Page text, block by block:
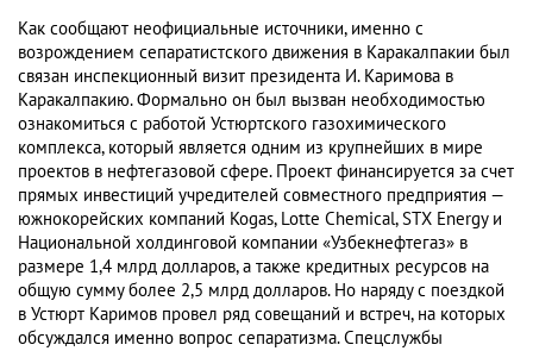
Как сообщают неофициальные источники, именно с
возрождением сепаратистского движения в Каракалпакии был
связан инспекционный визит президента И. Каримова в
Каракалпакию. Формально он был вызван необходимостью
ознакомиться с работой Устюртского газохимического
комплекса, который является одним из крупнейших в мире
проектов в нефтегазовой сфере. Проект финансируется за счет
прямых инвестиций учредителей совместного предприятия —
южнокорейских компаний Коgаs, Lotte Сhemical, STX Energy и
Национальной холдинговой компании «Узбекнефтегаз» в
размере 1,4 млрд долларов, а также кредитных ресурсов на
общую сумму более 2,5 млрд долларов. Но наряду с поездкой
в Устюрт Каримов провел ряд совещаний и встреч, на которых
обсуждался именно вопрос сепаратизма. Спецслужбы